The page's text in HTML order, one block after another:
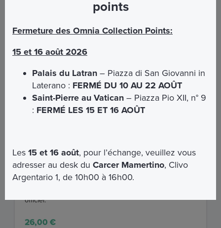
Visite Guidée Officielle de la Basilique
de Saint-Pierre
officiel.
26,00 €
points
Fermeture des Omnia Collection Points:
15 et 16 août 2026
Palais du Latran – Piazza di San Giovanni in
Laterano : FERMÉ DU 10 AU 22 AOÛT
Saint-Pierre au Vatican – Piazza Pio XII, n° 9
: FERMÉ LES 15 ET 16 AOÛT
Les15 et 16 août, pour l’échange, veuillez vous
adresser au desk duCarcer Mamertino, Clivo
Argentario 1, de 10h00 à 16h00.